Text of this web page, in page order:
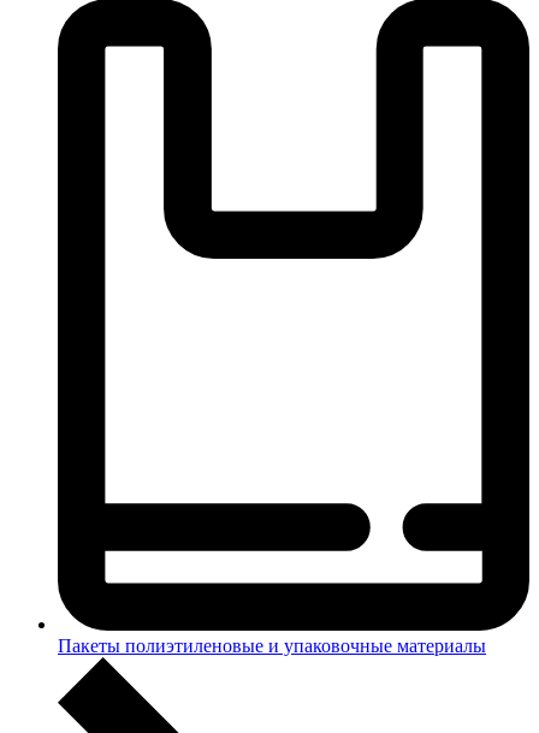
Пакеты полиэтиленовые и упаковочные материалы